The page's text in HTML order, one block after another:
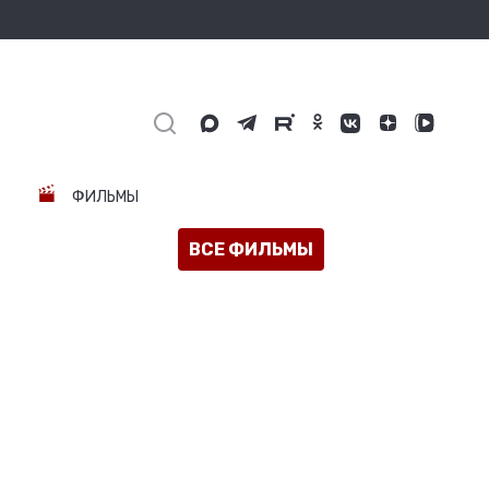
ФИЛЬМЫ
ВСЕ ФИЛЬМЫ